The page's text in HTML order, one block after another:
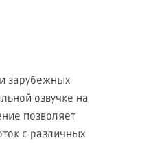
зарубежных
озвучке на
позволяет
с различных